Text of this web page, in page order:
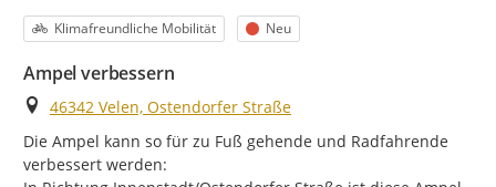
Kategorie
Klimafreundliche Mobilität Status
Neu
Ampel verbessern
Ort
46342 Velen, Ostendorfer Straße
Die Ampel kann so für zu Fuß gehende und Radfahrende
verbessert werden: